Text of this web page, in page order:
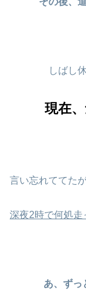
しばし
現在
言い忘れててた
深夜2時で何処走
あ、ずっ